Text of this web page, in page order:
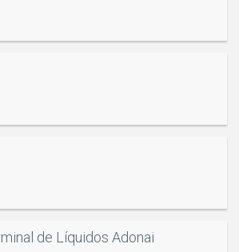
de Líquidos Adonai